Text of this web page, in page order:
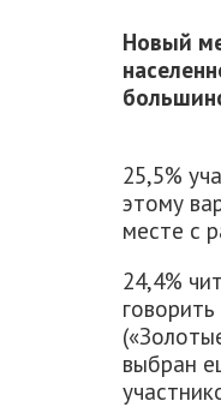
Новый
25,5%
этому
месте с
24,4%
выбран